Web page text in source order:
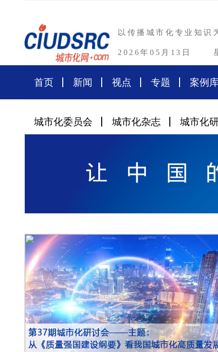
以传播城市化专业知识
2026年05月13日
首页 新闻 视点 专题 案例
城市化委员会 城市化杂志 城市化